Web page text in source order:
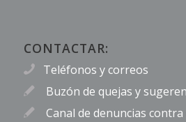
CONTACTAR:
Teléfonos y correos
Buzón de quejas y
Canal de denuncias